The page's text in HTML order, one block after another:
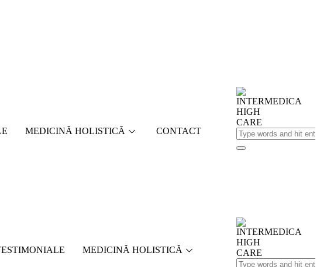
MEDICINĂ HOLISTICĂ CONTACT
MEDICINĂ HOLISTICĂ